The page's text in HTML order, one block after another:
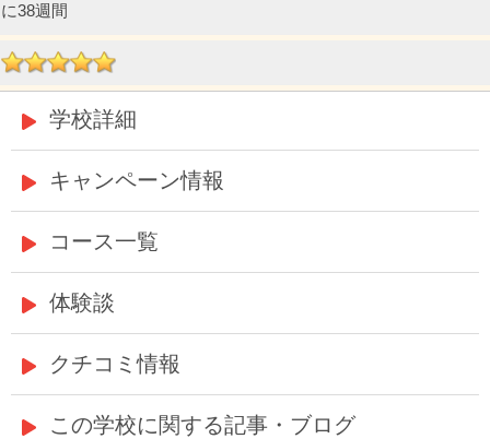
に38週間
学校詳細
キャンペーン情報
コース一覧
体験談
クチコミ情報
この学校に関する記事・ブログ